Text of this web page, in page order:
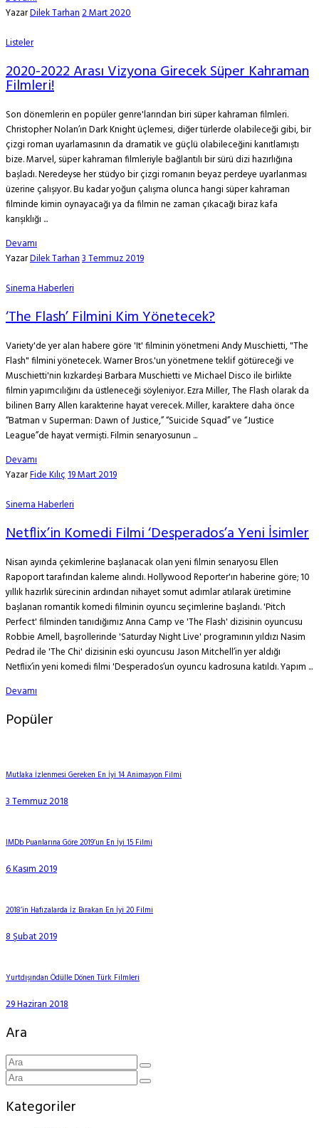
YazarDilek Tarhan2 Mart 2020
Listeler
2020-2022 Arası Vizyona Girecek Süper Kahraman
Filmleri!
Son dönemlerin en popüler genre'larından biri süper kahraman filmleri.
Christopher Nolan’ın Dark Knight üçlemesi, diğer türlerde olabileceği gibi, bir
çizgi roman uyarlamasının da dramatik ve güçlü olabileceğini kanıtlamıştı
bize. Marvel, süper kahraman filmleriyle bağlantılı bir sürü dizi hazırlığına
başladı. Neredeyse her stüdyo bir çizgi romanın beyaz perdeye uyarlanması
üzerine çalışıyor. Bu kadar yoğun çalışma olunca hangi süper kahraman
filminde kimin oynayacağı ya da filmin ne zaman çıkacağı biraz kafa
karışıklığı ...
Devamı
YazarDilek Tarhan3 Temmuz 2019
Sinema Haberleri
‘The Flash’ Filmini Kim Yönetecek?
Variety'de yer alan habere göre 'It' filminin yönetmeni Andy Muschietti, "The
Flash" filmini yönetecek. Warner Bros.'un yönetmene teklif götüreceği ve
Muschietti'nin kızkardeşi Barbara Muschietti ve Michael Disco ile birlikte
filmin yapımcılığını da üstleneceği söyleniyor. Ezra Miller, The Flash olarak da
bilinen Barry Allen karakterine hayat verecek. Miller, karaktere daha önce
“Batman v Superman: Dawn of Justice,” “Suicide Squad” ve “Justice
League”de hayat vermişti. Filmin senaryosunun ...
Devamı
YazarFide Kılıç19 Mart 2019
Sinema Haberleri
Netflix’in Komedi Filmi ‘Desperados’a Yeni İsimler
Nisan ayında çekimlerine başlanacak olan yeni filmin senaryosu Ellen
Rapoport tarafından kaleme alındı. Hollywood Reporter'ın haberine göre; 10
yıllık hazırlık sürecinin ardından nihayet somut adımlar atılarak üretimine
başlanan romantik komedi filminin oyuncu seçimlerine başlandı. 'Pitch
Perfect' filminden tanıdığımız Anna Camp ve 'The Flash' dizisinin oyuncusu
Robbie Amell, başrollerinde 'Saturday Night Live' programının yıldızı Nasim
Pedrad ile 'The Chi' dizisinin eski oyuncusu Jason Mitchell’in yer aldığı
Netflix’in yeni komedi filmi 'Desperados’un oyuncu kadrosuna katıldı. Yapım ...
Devamı
Popüler
Mutlaka İzlenmesi Gereken En İyi 14 Animasyon Filmi
3 Temmuz 2018
IMDb Puanlarına Göre 2019’un En İyi 15 Filmi
6 Kasım 2019
2018’in Hafızalarda İz Bırakan En İyi 20 Filmi
8 Şubat 2019
Yurtdışından Ödülle Dönen Türk Filmleri
29 Haziran 2018
Ara
Kategoriler